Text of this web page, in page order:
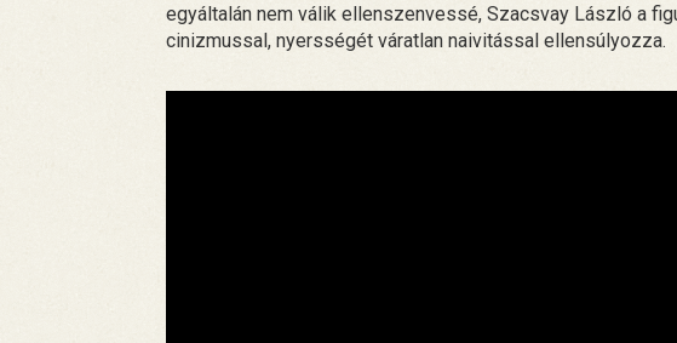
egyáltalán nem válik ellenszenvessé, Szacsvay László a
cinizmussal, nyersségét váratlan naivitással ellensúlyozza.